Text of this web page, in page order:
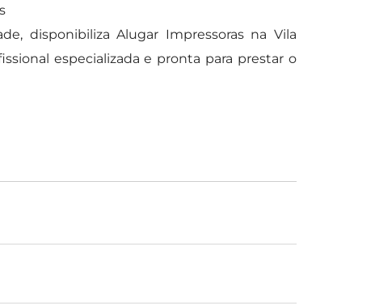
disponibiliza Alugar Impressoras na Vila
especializada e pronta para prestar o